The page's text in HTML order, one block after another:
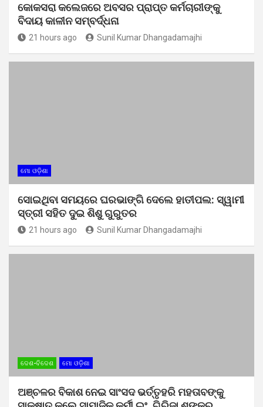
କୋକସରା କଲେଜରେ ଅବସର ପ୍ରାପ୍ତ କର୍ମଚାରୀଙ୍କୁ
ବିଦାୟ କାଳୀନ ସମ୍ବର୍ଦ୍ଧନା
21 hours ago Sunil Kumar Dhangadamajhi
ମୋ ଓଡ଼ିଶା
ସୋଇଥିବା ସମୟରେ ଘରଭାଙ୍ଗି ଦେଲେ ହାତୀପଲ: ସ୍ୱାମୀ
ସ୍ତ୍ରୀ ସହିତ ଦୁଇ ଶିଶୁ ଗୁରୁତର
21 hours ago Sunil Kumar Dhangadamajhi
ଦେଶ-ବିଦେଶ ମୋ ଓଡ଼ିଶା
ଅଞ୍ଚଳର ବିକାଶ ନେଇ ସାଂସଦ ଭର୍ତ୍ତୃହରି ମହତାବଙ୍କୁ